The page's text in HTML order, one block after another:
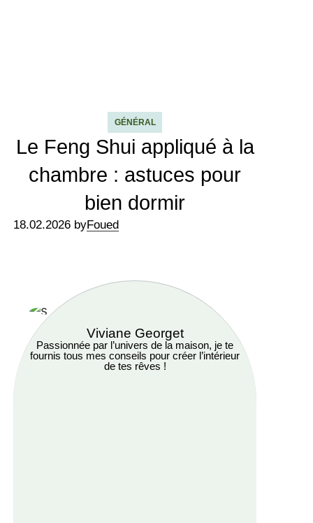
GÉNÉRAL
Le Feng Shui appliqué à la
chambre : astuces pour
bien dormir
18.02.2026 byFoued
Viviane Georget
Passionnée par l’univers de la maison, je te
fournis tous mes conseils pour créer l’intérieur
de tes rêves !